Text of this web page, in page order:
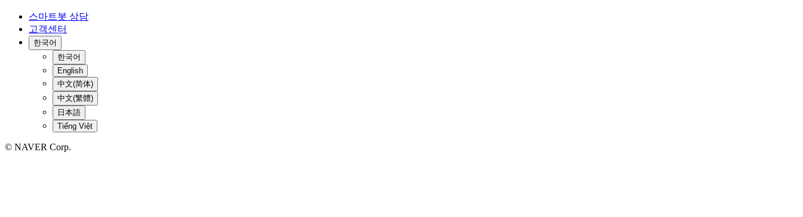
스마트봇 상담
고객센터
한국어
한국어
English
中文(简体)
中文(繁體)
日本語
Tiếng Việt
© NAVER Corp.